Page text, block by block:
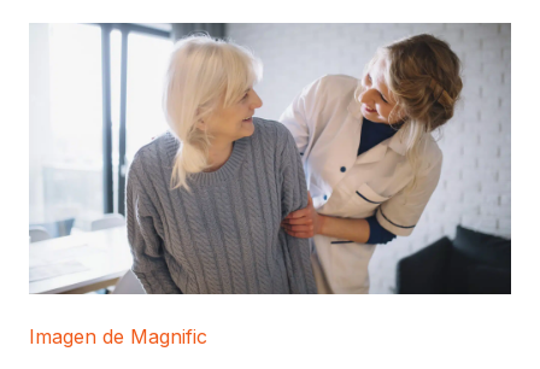
Imagen de Magnific